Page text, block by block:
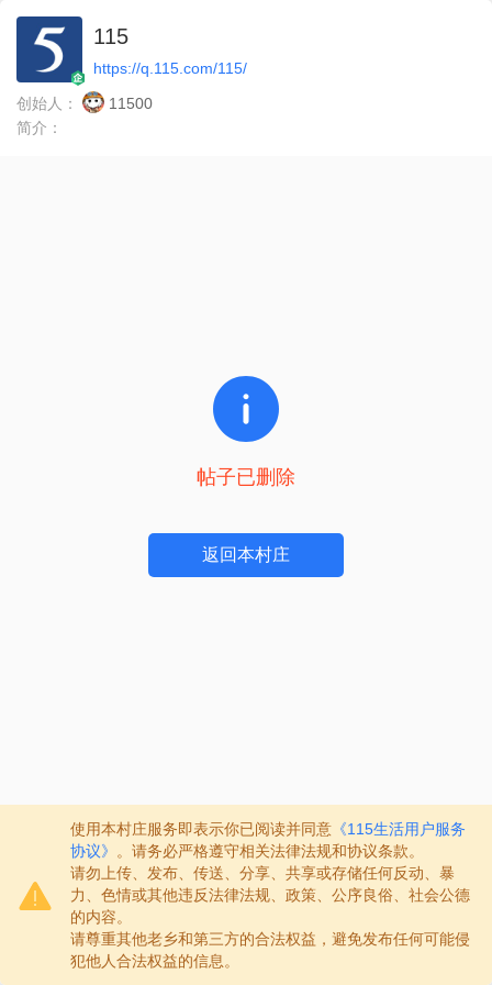
115
https://q.115.com/115/
创始人：
11500
简介：
帖子已删除
返回本村庄
使用本村庄服务即表示你已阅读并同意 《115生活用户服务
协议》
。请务必严格遵守相关法律法规和协议条款。
请勿上传、发布、传送、分享、共享或存储任何反动、暴
力、色情或其他违反法律法规、政策、公序良俗、社会公德
的内容。
请尊重其他老乡和第三方的合法权益，避免发布任何可能侵
犯他人合法权益的信息。